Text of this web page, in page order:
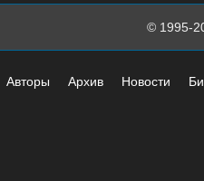
© 1995-
Авторы Архив Новости